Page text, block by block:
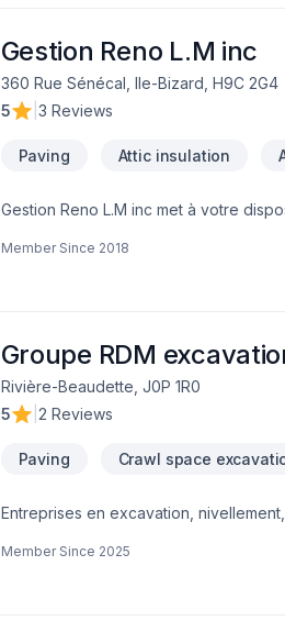
Gestion Reno L.M inc
360 Rue Sénécal, Ile-Bizard, H9C 2G4
5
3 Reviews
Paving Attic insulation
Gestion Reno L.M inc met à votre
Insonorisation, Isolation, Isolation
solutions adaptées à vos besoins
Member Since 2018
Groupe RDM
Rivière-Beaudette, J0P 1R0
5
2 Reviews
Paving Crawl space
Entreprises en excavation,
Member Since 2025